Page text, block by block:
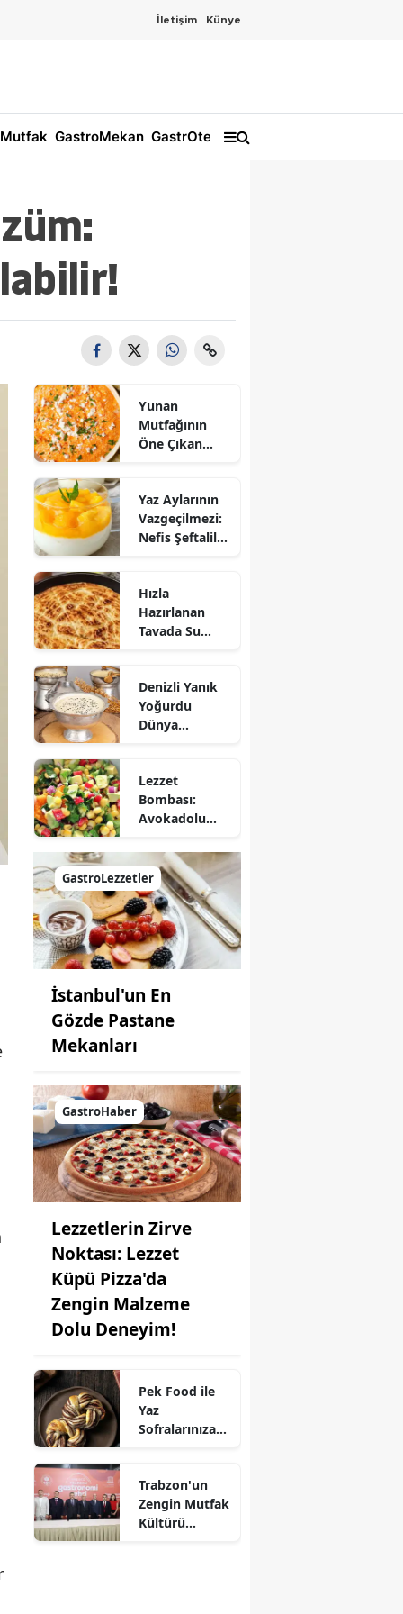
İletişim Künye
GastroMekan GastrOtel
Yunan
Mutfağının
Öne Çıkan
Nasıl Yapılır?
Yaz Aylarının
Vazgeçilmezi:
Nefis Şeftalili
Hızla
Hazırlanan
Tavada Su
Sofralarınıza
Lezzet Katın!
Denizli Yanık
Yoğurdu
Dünya
Lezzet
Bombası:
Avokadolu
Nasıl Yapılır?
GastroLezzetler
İstanbul'un En
Gözde Pastane
Mekanları
GastroHaber
Lezzetlerin Zirve
Noktası: Lezzet
Küpü Pizza'da
Zengin Malzeme
Dolu Deneyim!
Pek Food ile
Yaz
Sofralarınıza
Hamuru
Farkıyla!
Trabzon'un
Zengin Mutfak
Kültürü